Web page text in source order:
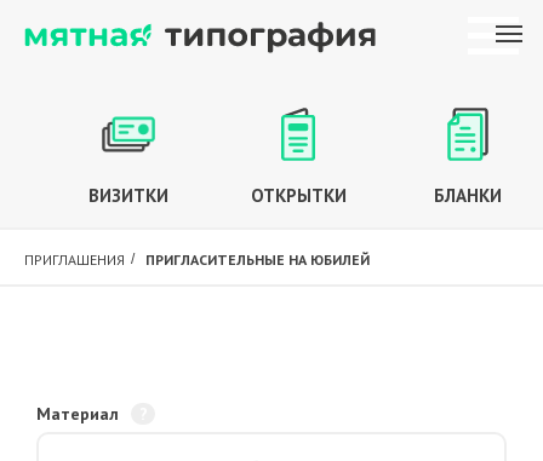
БЛАНКИ
ОТКРЫТКИ
ВИЗИТКИ
ПРИГЛАШЕНИЯ / ПРИГЛАСИТЕЛЬНЫЕ НА ЮБИЛЕЙ
Материал